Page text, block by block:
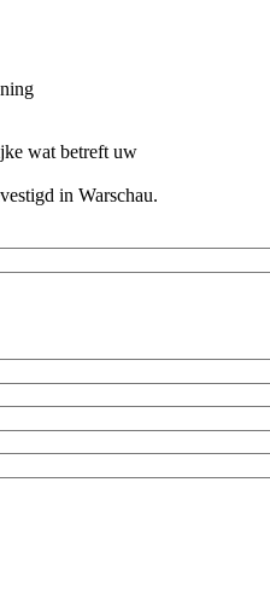
wat betreft uw
in Warschau.